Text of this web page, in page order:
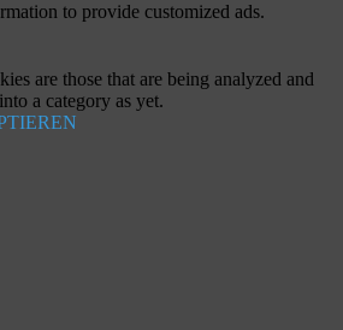
to provide customized ads.
are those that are being analyzed and
a category as yet.